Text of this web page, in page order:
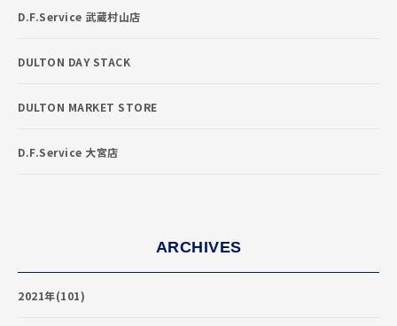
D.F.Service 武蔵村山店
DULTON DAY STACK
DULTON MARKET STORE
D.F.Service 大宮店
ARCHIVES
2021年(101)